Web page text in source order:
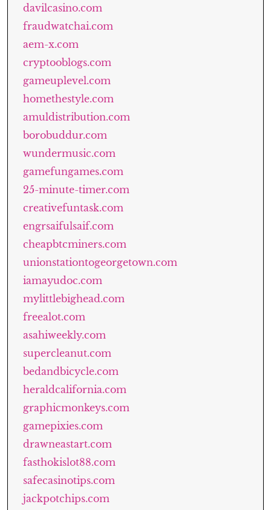
davilcasino.com
fraudwatchai.com
aem-x.com
cryptooblogs.com
gameuplevel.com
homethestyle.com
amuldistribution.com
borobuddur.com
wundermusic.com
gamefungames.com
25-minute-timer.com
creativefuntask.com
engrsaifulsaif.com
cheapbtcminers.com
unionstationtogeorgetown.com
iamayudoc.com
mylittlebighead.com
freealot.com
asahiweekly.com
supercleanut.com
bedandbicycle.com
heraldcalifornia.com
graphicmonkeys.com
gamepixies.com
drawneastart.com
fasthokislot88.com
safecasinotips.com
jackpotchips.com